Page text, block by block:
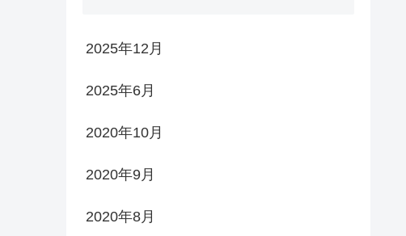
2025年12月
2025年6月
2020年10月
2020年9月
2020年8月